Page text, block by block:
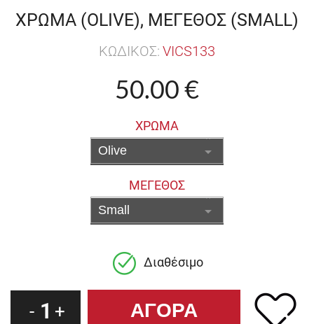
ΧΡΩΜΑ (OLIVE), ΜΕΓΕΘΟΣ (SMALL)
ΚΩΔΙΚΟΣ: VICS133
50.00 €
ΧΡΩΜΑ
ΜΕΓΕΘΟΣ
Διαθέσιμο
- 1 +